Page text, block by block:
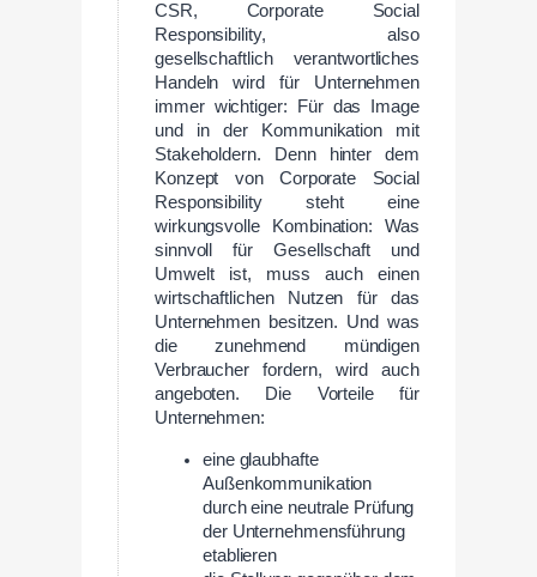
CSR, Corporate Social
Responsibility, also
gesellschaftlich verantwortliches
Handeln wird für Unternehmen
immer wichtiger: Für das Image
und in der Kommunikation mit
Stakeholdern. Denn hinter dem
Konzept von Corporate Social
Responsibility steht eine
wirkungsvolle Kombination: Was
sinnvoll für Gesellschaft und
Umwelt ist, muss auch einen
wirtschaftlichen Nutzen für das
Unternehmen besitzen. Und was
die zunehmend mündigen
Verbraucher fordern, wird auch
angeboten. Die Vorteile für
Unternehmen:
eine glaubhafte
Außenkommunikation
durch eine neutrale Prüfung
der Unternehmensführung
etablieren